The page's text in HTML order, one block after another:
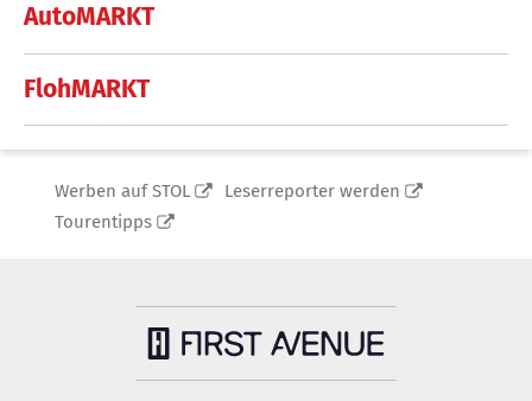
AutoMARKT
FlohMARKT
Werben auf STOL
Leserreporter werden
Tourentipps